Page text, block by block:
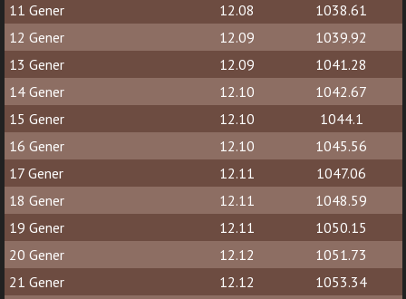
11 Gener
12.08
1038.61
12 Gener
12.09
1039.92
13 Gener
12.09
1041.28
14 Gener
12.10
1042.67
15 Gener
12.10
1044.1
16 Gener
12.10
1045.56
17 Gener
12.11
1047.06
18 Gener
12.11
1048.59
19 Gener
12.11
1050.15
20 Gener
12.12
1051.73
21 Gener
12.12
1053.34